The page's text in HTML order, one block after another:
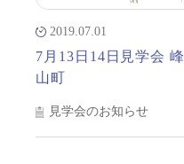
2019.07.01
7月13日14日見学会 峰
山町
見学会のお知らせ